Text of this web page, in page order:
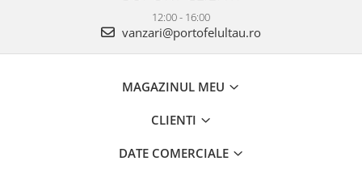
12:00 - 16:00
vanzari@portofelultau.ro
MAGAZINUL MEU
CLIENTI
DATE COMERCIALE